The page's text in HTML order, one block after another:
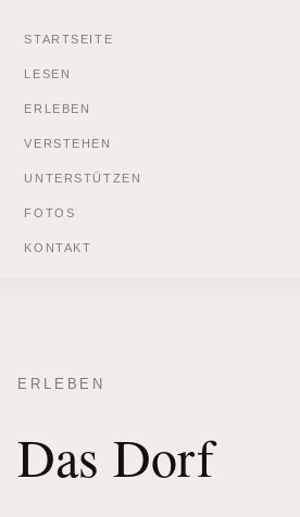
STARTSEITE
LESEN
ERLEBEN
VERSTEHEN
UNTERSTÜTZEN
FOTOS
KONTAKT
ERLEBEN
Das Dorf